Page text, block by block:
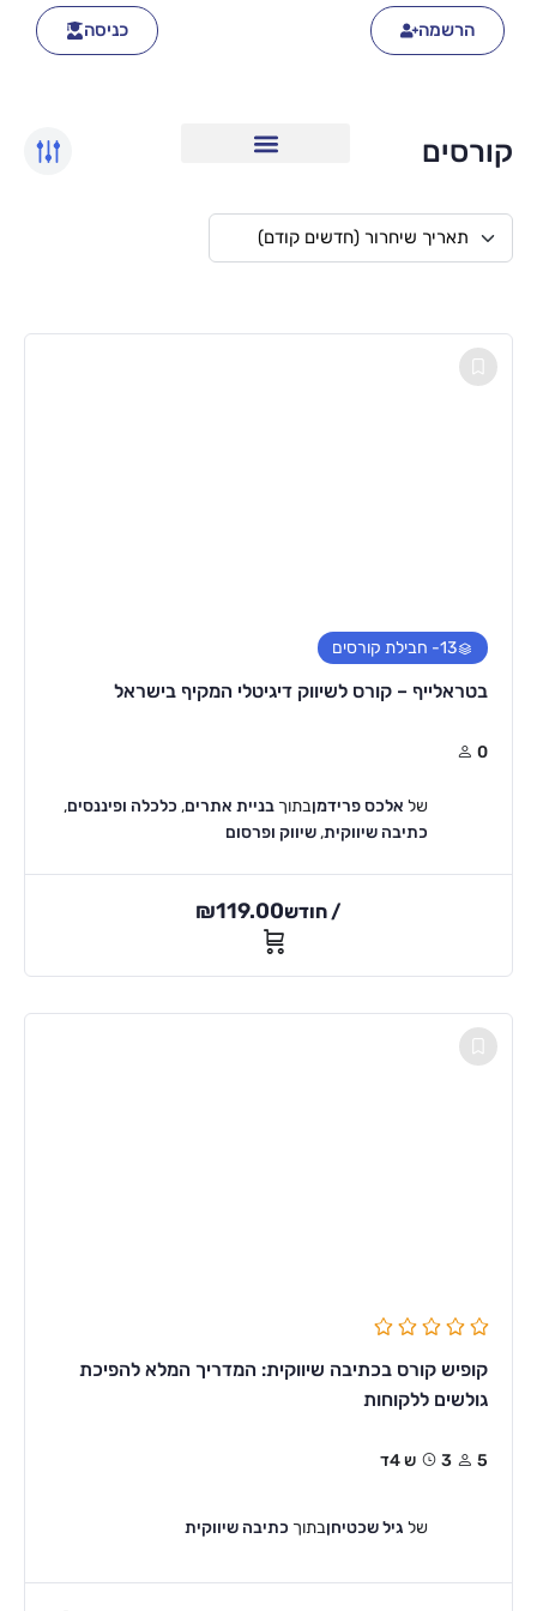
הרשמה כניסה
קורסים
13- חבילת קורסים
בטראלייף – קורס לשיווק דיגיטלי המקיף בישראל
0
של אלכס פרידמןבתוך בניית אתרים, כלכלה ופיננסים,
כתיבה שיווקית, שיווק ופרסום
₪119.00/ חודש
קופיש קורס בכתיבה שיווקית: המדריך המלא להפיכת
גולשים ללקוחות
5 3ש 4ד
של גיל שכטיחןבתוך כתיבה שיווקית